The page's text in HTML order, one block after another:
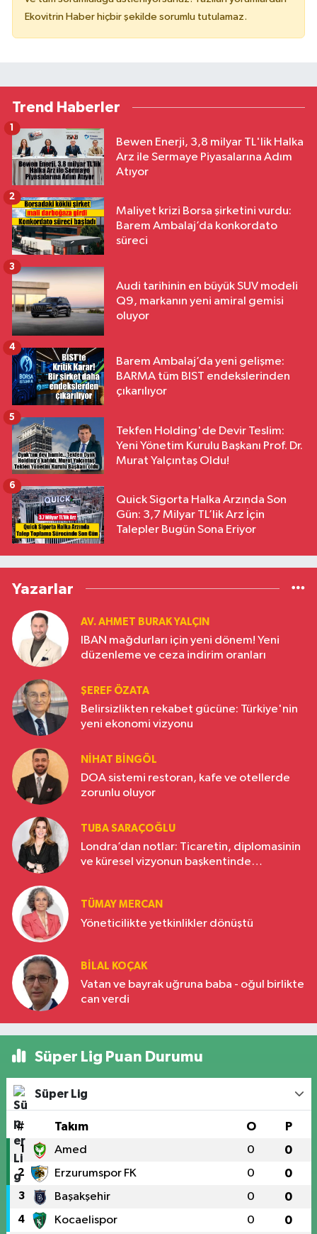
Ekovitrin Haber hiçbir şekilde sorumlu tutulamaz.
Trend Haberler
Bewen Enerji, 3,8 milyar TL'lik Halka
Arz ile Sermaye Piyasalarına Adım
Atıyor
1
Maliyet krizi Borsa şirketini vurdu:
Barem Ambalaj’da konkordato
süreci
2
Audi tarihinin en büyük SUV modeli
Q9, markanın yeni amiral gemisi
oluyor
3
Barem Ambalaj’da yeni gelişme:
BARMA tüm BIST endekslerinden
çıkarılıyor
4
Tekfen Holding'de Devir Teslim:
Yeni Yönetim Kurulu Başkanı Prof. Dr.
Murat Yalçıntaş Oldu!
5
Quick Sigorta Halka Arzında Son
Gün: 3,7 Milyar TL’lik Arz İçin
Talepler Bugün Sona Eriyor
6
Yazarlar
AV. AHMET BURAK YALÇIN
IBAN mağdurları için yeni dönem! Yeni
düzenleme ve ceza indirim oranları
ŞEREF ÖZATA
Belirsizlikten rekabet gücüne: Türkiye'nin
yeni ekonomi vizyonu
NIHAT BINGÖL
DOA sistemi restoran, kafe ve otellerde
zorunlu oluyor
TUBA SARAÇOĞLU
Londra’dan notlar: Ticaretin, diplomasinin
ve küresel vizyonun başkentinde
TÜMAY MERCAN
Yöneticilikte yetkinlikler dönüştü
BILAL KOÇAK
Vatan ve bayrak uğruna baba - oğul birlikte
can verdi
Süper Lig Puan Durumu
Süper Lig
# Takım O P
1 Amed 0 0
2 Erzurumspor FK 0 0
3 Başakşehir 0 0
4 Kocaelispor 0 0